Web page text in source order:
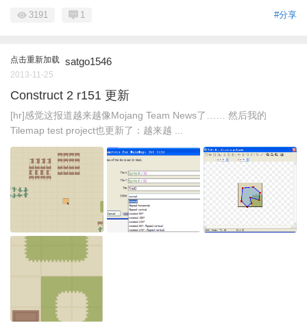
#分享
3191 1
点击重新加载 satgo1546
2013-11-25
Construct 2 r151 更新
[hr]感觉这报道越来越像Mojang Team News了…… 然后我的
Tilemap test project也更新了：越来越 ...